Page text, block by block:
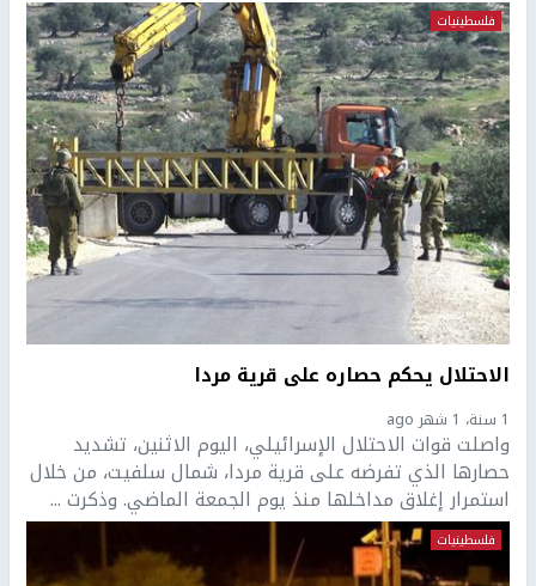
فلسطينيات
الاحتلال يحكم حصاره على قرية مردا
1 سنة، 1 شهر ago
واصلت قوات الاحتلال الإسرائيلي، اليوم الاثنين، تشديد
حصارها الذي تفرضه على قرية مردا، شمال سلفيت، من خلال
استمرار إغلاق مداخلها منذ يوم الجمعة الماضي. وذكرت ...
فلسطينيات